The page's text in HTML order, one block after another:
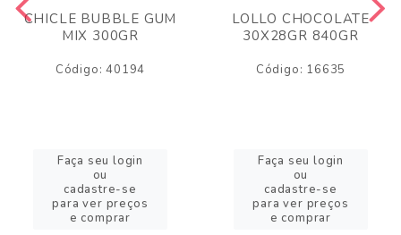
CHICLE BUBBLE GUM
MIX 300GR
Código: 40194
Faça seu login
ou
cadastre-se
para ver preços
e comprar
LOLLO CHOCOLATE
30X28GR 840GR
Código: 16635
Faça seu login
ou
cadastre-se
para ver preços
e comprar